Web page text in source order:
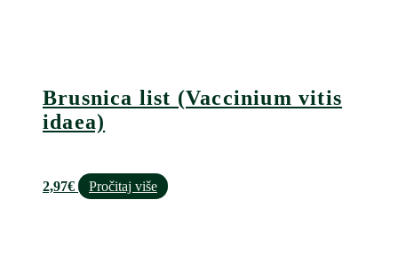
Brusnica list (Vaccinium vitis
idaea)
2,97€ Pročitaj više